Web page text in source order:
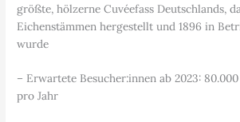
größte, hölzerne Cuvéefass Deutschlands,
Eichenstämmen hergestellt und 1896 in
wurde
– Erwartete Besucher:innen ab 2023:
pro Jahr